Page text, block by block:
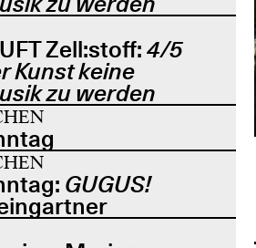
Zell:stoff: 4/5
Kunst keine
zu werden
GUGUS!